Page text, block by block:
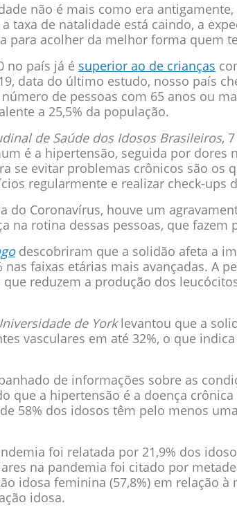
não é mais como era
taxa de natalidade está caindo, a
para acolher da melhor forma quem
no país já é superior ao de crianças
data do último estudo, nosso país
de pessoas com 65 anos ou
a 25,5% da população.
de Saúde dos Idosos Brasileiros,
é a hipertensão, seguida por dores
se evitar problemas crônicos são os
regularmente e realizar check-ups
do Coronavírus, houve um
na rotina dessas pessoas, que fazem
descobriram que a solidão afeta a
faixas etárias mais avançadas. A
reduzem a produção dos
de Yorklevantou que a
vasculares em até 32%, o que
de informações sobre as
que a hipertensão é a doença
58% dos idosos têm pelo menos
foi relatada por 21,9% dos
na pandemia foi citado por
idosa feminina (57,8%) em relação à
idosa.